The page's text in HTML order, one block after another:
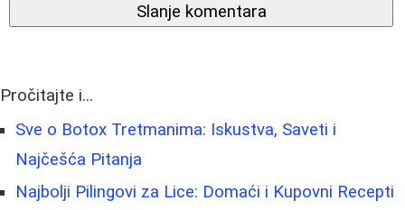
Slanje komentara
Pročitajte i...
Sve o Botox Tretmanima: Iskustva, Saveti i
Najčešća Pitanja
Najbolji Pilingovi za Lice: Domaći i Kupovni Recepti